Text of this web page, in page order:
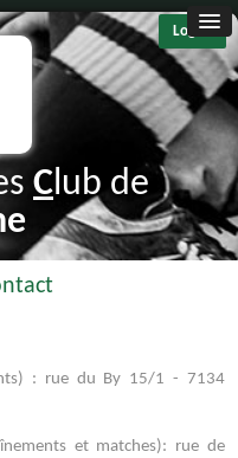
Log in
Club de
: rue du By 15/1 - 7134
et matches): rue de